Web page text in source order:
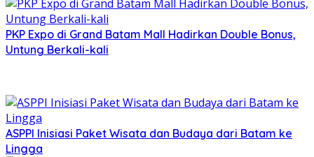
PKP Expo di Grand Batam Mall Hadirkan Double Bonus,
Untung Berkali-kali
ASPPI Inisiasi Paket Wisata dan Budaya dari Batam ke
Lingga